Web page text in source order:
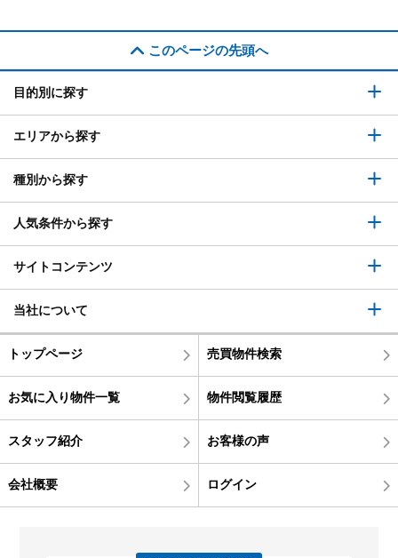
このページの先頭へ
目的別に探す
エリアから探す
種別から探す
人気条件から探す
サイトコンテンツ
当社について
トップページ 売買物件検索
お気に入り物件一覧 物件閲覧履歴
スタッフ紹介 お客様の声
会社概要 ログイン